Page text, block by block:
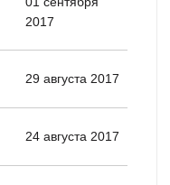
2017
29 августа 2017
24 августа 2017